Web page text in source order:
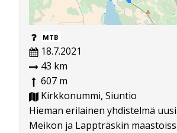
MTB
18.7.2021
43 km
607 m
Kirkkonummi, Siuntio
Hieman erilainen yhdistelmä
Meikon ja Lappträskin